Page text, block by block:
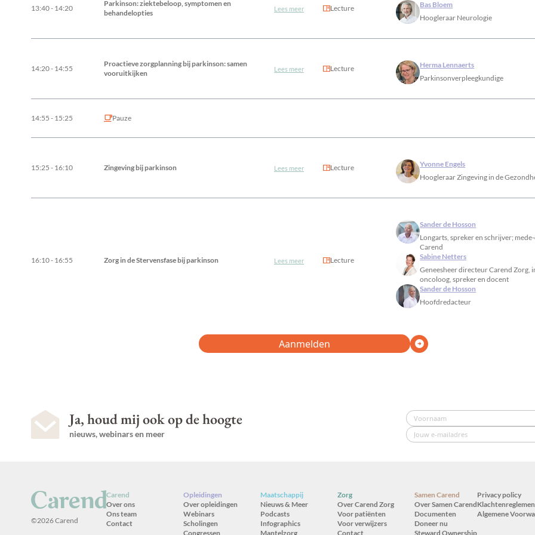
13:40 - 14:20
Parkinson: ziektebeloop, symptomen en
behandelopties
Lees meer Lecture
Bas Bloem
Hoogleraar Neurologie
14:20 - 14:55
Proactieve zorgplanning bij parkinson: samen
vooruitkijken
Lees meer Lecture
Herma Lennaerts
Parkinsonverpleegkundige
14:55 - 15:25 Pauze
15:25 - 16:10 Zingeving bij parkinson Lees meer Lecture
Yvonne Engels
Hoogleraar Zingeving in de
16:10 - 16:55 Zorg in de Stervensfase bij parkinson Lees meer Lecture
Sander de Hosson
Longarts, spreker en schrijver;
Carend
Sabine Netters
Geneesheer directeur Carend Zorg,
oncoloog, spreker en docent
Sander de Hosson
Hoofdredacteur
Aanmelden
Ja, houd mij ook op de hoogte
nieuws, webinars en meer
©2026 Carend
Carend
Over ons
Ons team
Contact
Opleidingen
Over opleidingen
Webinars
Scholingen
Congressen
Maatschappij
Nieuws & Meer
Podcasts
Infographics
Mantelzorg
Zorg
Over Carend Zorg
Voor patiënten
Voor verwijzers
Contact
Samen Carend
Over Samen Carend
Documenten
Doneer nu
Steward Ownership
Privacy policy
Algemene